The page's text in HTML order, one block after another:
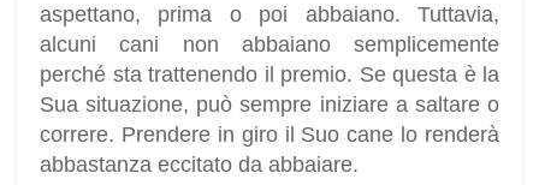
aspettano, prima o poi abbaiano. Tuttavia,
alcuni cani non abbaiano semplicemente
perché sta trattenendo il premio. Se questa è la
Sua situazione, può sempre iniziare a saltare o
correre. Prendere in giro il Suo cane lo renderà
abbastanza eccitato da abbaiare.